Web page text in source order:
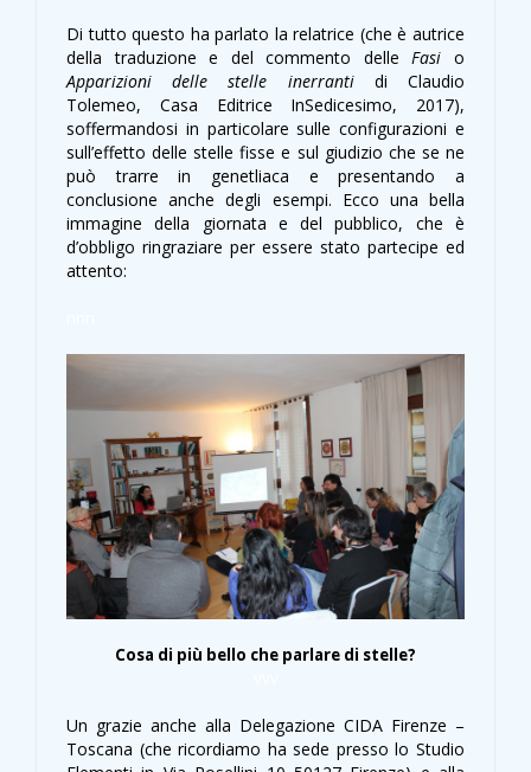
Di tutto questo ha parlato la relatrice (che è autrice
della traduzione e del commento delleFasi o
Apparizioni delle stelle inerrantidi Claudio
Tolemeo, Casa Editrice InSedicesimo, 2017),
soffermandosi in particolare sulle configurazioni e
sull’effetto delle stelle fisse e sul giudizio che se ne
può trarre in genetliaca e presentando a
conclusione anche degli esempi. Ecco una bella
immagine della giornata e del pubblico, che è
d’obbligo ringraziare per essere stato partecipe ed
attento:
Cosa di più bello che parlare di stelle?
Un grazie anche alla Delegazione CIDA Firenze –
Toscana (che ricordiamo ha sede presso lo Studio